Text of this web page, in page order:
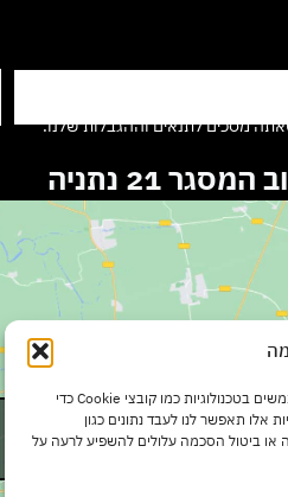
כדי לספק את חוויות המשתמש הטובות ביותר, אנו משתמשים בטכנולוגיות כמו קובצי Cookie כדי
אלו תאפשר לנו לעבד נתונים כגון
או ביטול הסכמה עלולים להשפיע לרעה על
מסכים לתנאים וההגבלות שלנו.
21 נתניה
Click to accept marketing
enable this content